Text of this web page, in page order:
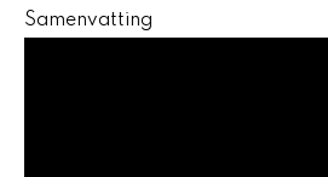
Samenvatting